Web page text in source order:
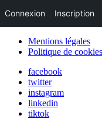
Mentions légales
Politique de
facebook
twitter
instagram
linkedin
tiktok
Connexion Inscription